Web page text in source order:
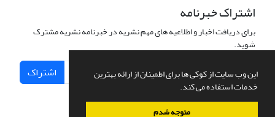
این وب سایت از کوکی ها برای اطمینان از ارائه بهترین
خدمات استفاده می کند.
متوجه شدم
اشتراک خبرنامه
برای دریافت اخبار و اطلاعیه های مهم نشریه در خبرنامه نشریه مشترک
شوید.
اشتراک